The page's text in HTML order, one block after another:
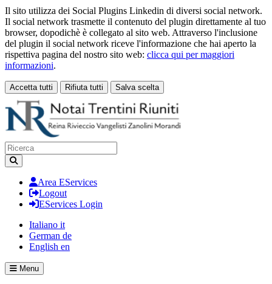
Il sito utilizza dei Social Plugins Linkedin di diversi social network.
Il social network trasmette il contenuto del plugin direttamente al tuo
browser, dopodichè è collegato al sito web. Attraverso l'inclusione
del plugin il social network riceve l'informazione che hai aperto la
rispettiva pagina del nostro sito web: clicca qui per maggiori
informazioni.
Accetta tutti Rifiuta tutti Salva scelta
Loading...
Area EServices
Logout
EServices Login
Italiano it
German de
English en
Menu